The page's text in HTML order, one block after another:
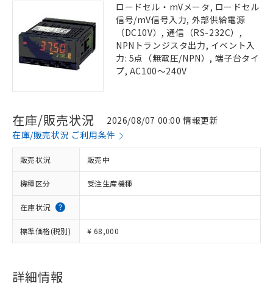
ロードセル・mVメータ, ロードセル
信号/mV信号入力, 外部供給電源
（DC10V）, 通信（RS-232C）,
NPNトランジスタ出力, イベント入
力: 5点（無電圧/NPN）, 端子台タイ
プ, AC100～240V
在庫/販売状況
2026/08/07 00:00 情報更新
在庫/販売状況 ご利用条件
販売状況 販売中
機種区分 受注生産機種
在庫状況
標準価格(税別) ¥ 68,000
詳細情報